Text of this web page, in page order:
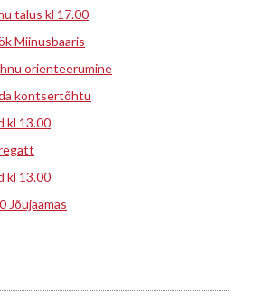
talus kl 17.00
Miinusbaaris
orienteerumine
kontsertõhtu
kl 13.00
kl 13.00
Jõujaamas